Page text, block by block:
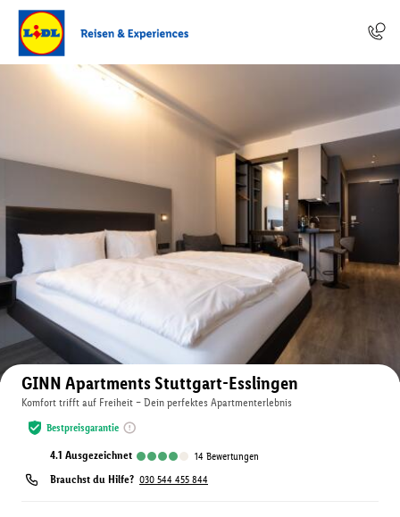
Auf der Karte anzeigen
GINN Apartments Stuttgart-Esslingen
Komfort trifft auf Freiheit – Dein perfektes Apartmenterlebnis
Bestpreisgarantie
4.1 ausgezeichnet 14 Bewertungen
Brauchst du Hilfe? 030 544 455 844